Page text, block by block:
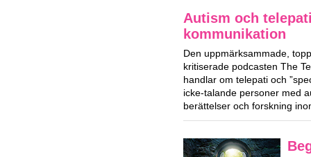
Autism och
kommunikation
Den uppmärksammade,
kritiserade podcasten The
handlar om telepati och
icke-talande personer med
berättelser och forskning